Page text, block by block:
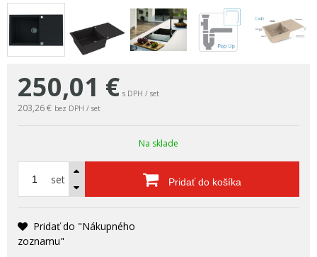
250,01 € s DPH / set
203,26 € bez DPH / set
Na sklade
set Pridať do košíka
Pridať do "Nákupného
zoznamu"